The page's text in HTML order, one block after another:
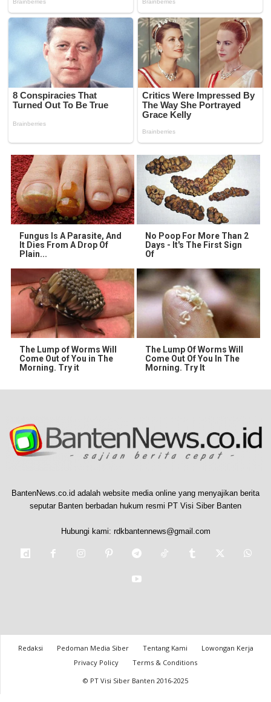
Fungus Is A Parasite, And
It Dies From A Drop Of
Plain...
No Poop For More Than 2
Days - It's The First Sign
Of
The Lump of Worms Will
Come Out of You in The
Morning. Try it
The Lump Of Worms Will
Come Out Of You In The
Morning. Try It
BantenNews.co.id adalah website media online yang menyajikan berita
seputar Banten berbadan hukum resmi PT Visi Siber Banten
Hubungi kami: rdkbantennews@gmail.com
Redaksi Pedoman Media Siber Tentang Kami
Lowongan Kerja
Privacy Policy
Terms & Conditions
© PT Visi Siber Banten 2016-2025